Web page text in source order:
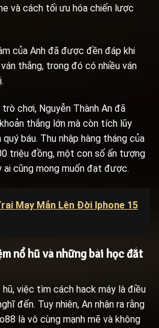
và cách tối ưu hóa chiến lược
của Anh đã được đền đáp khi
thắng, trong đó có nhiều ván
chơi, Nguyễn Thành An đã
thắng lớn mà còn tích lũy
báu. Thu nhập hàng tháng của
triệu đồng, một con số ấn tượng
cũng mong muốn đạt được.
May Mắn Lên Đời Iphone 15
nổ hũ và những bài học đắt
việc tìm cách hack máy là điều
đến. Tuy nhiên, An nhận ra rằng
là vô cùng mạnh mẽ và không